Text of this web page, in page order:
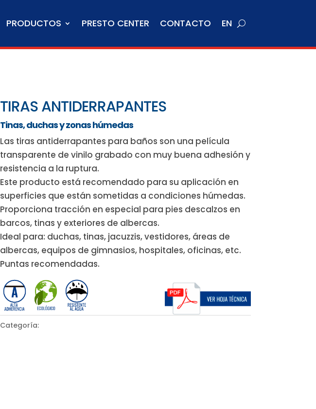
PRODUCTOS PRESTO CENTER CONTACTO EN
TIRAS ANTIDERRAPANTES
Tinas, duchas y zonas húmedas
Las tiras antiderrapantes para baños son una película
transparente de vinilo grabado con muy buena adhesión y
resistencia a la ruptura.
Este producto está recomendado para su aplicación en
superficies que están sometidas a condiciones húmedas.
Proporciona tracción en especial para pies descalzos en
barcos, tinas y exteriores de albercas.
Ideal para: duchas, tinas, jacuzzis, vestidores, áreas de
albercas, equipos de gimnasios, hospitales, oficinas, etc.
Puntas recomendadas.
Categoría: